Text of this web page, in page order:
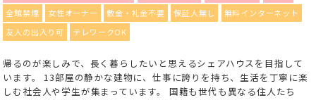
全館禁煙
女性オーナー 敷金・礼金不要 保証人無し
無料インターネット
友人の出入り可
テレワークOK
帰るのが楽しみで、長く暮らしたいと思えるシェアハウスを目指して
います。 13部屋の静かな建物に、仕事に誇りを持ち、生活を丁寧に楽
しむ社会人や学生が集まっています。 国籍も世代も異なる住人たち